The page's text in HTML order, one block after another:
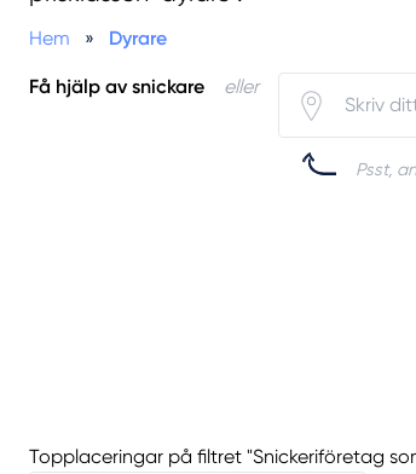
Hem » Dyrare
Få hjälp av snickare eller
Psst,
Topplaceringar på filtret "Snickeriföretag